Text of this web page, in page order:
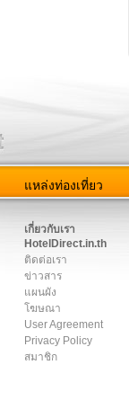
แหล่งท่องเที่ยว
เกี่ยวกับเรา
HotelDirect.in.th
ติดต่อเรา
ข่าวสาร
แผนผัง
โฆษณา
User Agreement
Privacy Policy
สมาชิก